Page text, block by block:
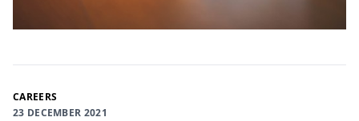
CAREERS
23 DECEMBER 2021